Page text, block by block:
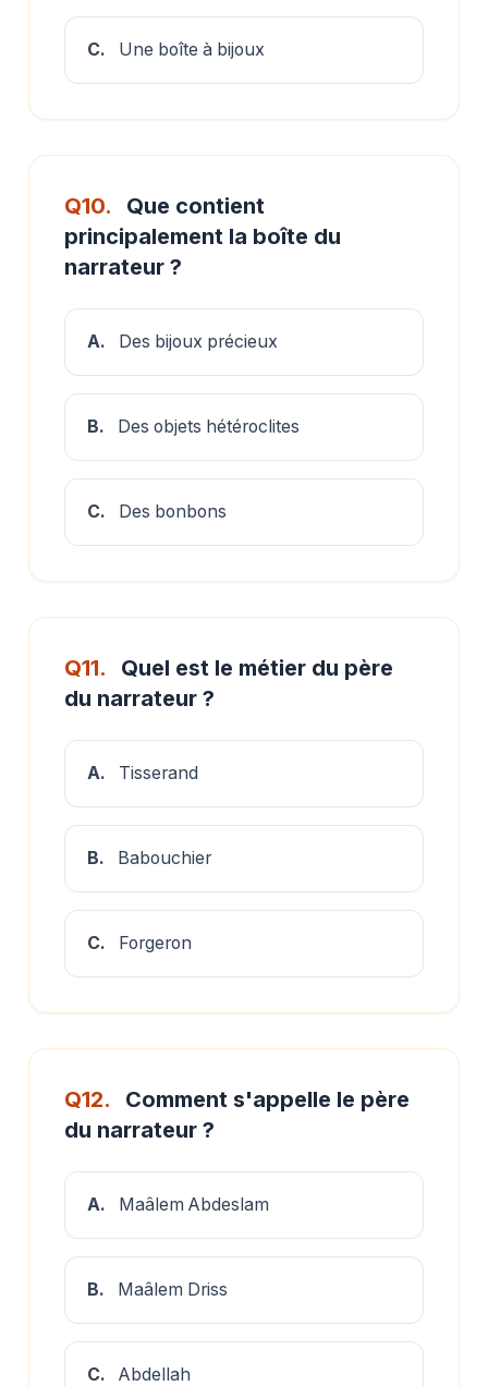
C. Une boîte à bijoux
Q10.
Que contient
principalement la boîte du
narrateur ?
A. Des bijoux précieux
B. Des objets hétéroclites
C. Des bonbons
Q11.
Quel est le métier du père
du narrateur ?
A. Tisserand
B. Babouchier
C. Forgeron
Q12.
Comment s'appelle le père
du narrateur ?
A. Maâlem Abdeslam
B. Maâlem Driss
C. Abdellah